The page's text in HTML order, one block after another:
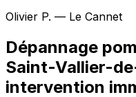
Olivier P. — Le Cannet
Dépannage
Saint-Vallier-
intervention